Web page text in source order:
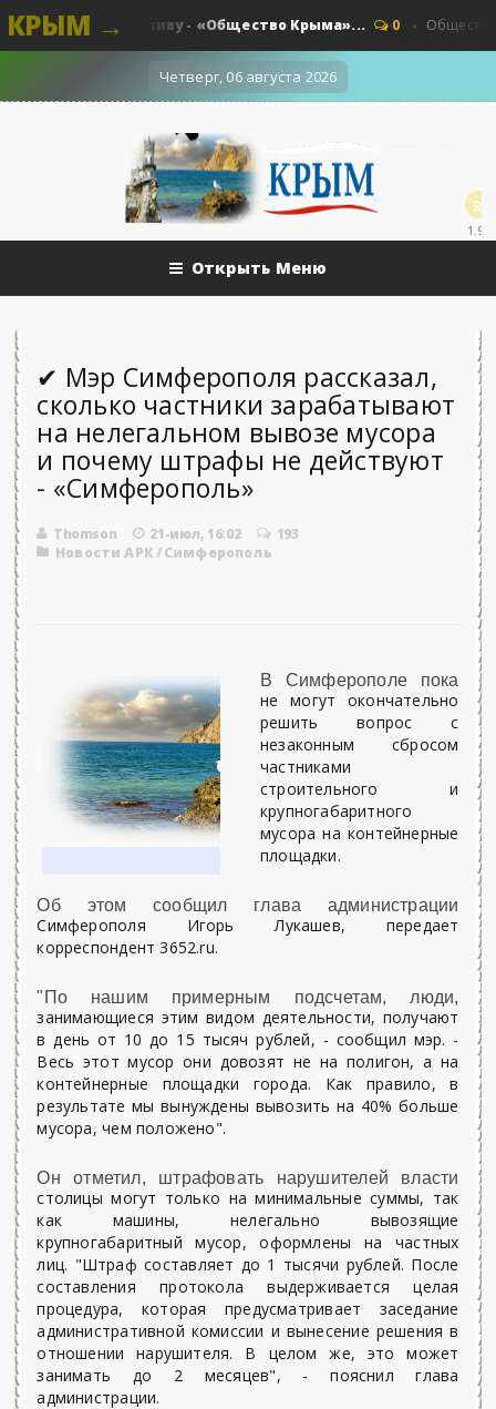
КРЫМ →
по топливу - «Общество Крыма»... 0 Общество -
Четверг, 06 августа 2026
1.9k
Открыть Меню
✔ Мэр Симферополя рассказал,
сколько частники зарабатывают
на нелегальном вывозе мусора
и почему штрафы не действуют
- «Симферополь»
Thomson 21-июл, 16:02
193
Новости АРК/Симферополь
В Симферополе пока
не могут окончательно
решить вопрос с
незаконным сбросом
частниками
строительного и
крупногабаритного
мусора на контейнерные
площадки.
Об этом сообщил глава администрации
Симферополя Игорь Лукашев, передает
корреспондент 3652.ru.
"По нашим примерным подсчетам, люди,
занимающиеся этим видом деятельности, получают
в день от 10 до 15 тысяч рублей, - сообщил мэр. -
Весь этот мусор они довозят не на полигон, а на
контейнерные площадки города. Как правило, в
результате мы вынуждены вывозить на 40% больше
мусора, чем положено".
Он отметил, штрафовать нарушителей власти
столицы могут только на минимальные суммы, так
как машины, нелегально вывозящие
крупногабаритный мусор, оформлены на частных
лиц. "Штраф составляет до 1 тысячи рублей. После
составления протокола выдерживается целая
процедура, которая предусматривает заседание
административной комиссии и вынесение решения в
отношении нарушителя. В целом же, это может
занимать до 2 месяцев", - пояснил глава
администрации.